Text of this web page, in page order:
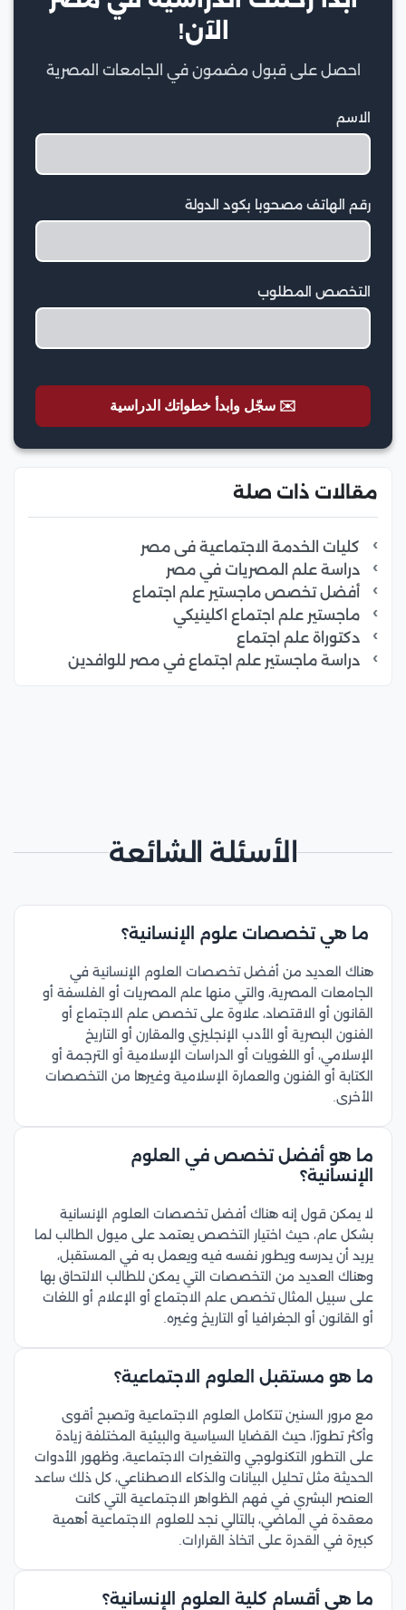
الآن!
احصل على قبول مضمون في الجامعات المصرية
الاسم
رقم الهاتف مصحوبا بكود الدولة
التخصص المطلوب
✉️ سجّل وابدأ خطواتك الدراسية
مقالات ذات صلة
كليات الخدمة الاجتماعية فى مصر
دراسة علم المصريات في مصر
أفضل تخصص ماجستير علم اجتماع
ماجستير علم اجتماع اكلينيكي
دكتوراة علم اجتماع
دراسة ماجستير علم اجتماع في مصر للوافدين
الأسئلة الشائعة
ما هي تخصصات علوم الإنسانية؟
هناك العديد من أفضل تخصصات العلوم الإنسانية في
الجامعات المصرية، والتي منها علم المصريات أو الفلسفة أو
القانون أو الاقتصاد، علاوة على تخصص علم الاجتماع أو
الفنون البصرية أو الأدب الإنجليزي والمقارن أو التاريخ
الإسلامي، أو اللغويات أو الدراسات الإسلامية أو الترجمة أو
الكتابة أو الفنون والعمارة الإسلامية وغيرها من التخصصات
الأخرى.
ما هو أفضل تخصص في العلوم
الإنسانية؟
لا يمكن قول إنه هناك أفضل تخصصات العلوم الإنسانية
بشكل عام، حيث اختيار التخصص يعتمد على ميول الطالب لما
يريد أن يدرسه ويطور نفسه فيه ويعمل به في المستقبل،
وهناك العديد من التخصصات التي يمكن للطالب الالتحاق بها
على سبيل المثال تخصص علم الاجتماع أو الإعلام أو اللغات
أو القانون أو الجغرافيا أو التاريخ وغيره.
ما هو مستقبل العلوم الاجتماعية؟
مع مرور السنين تتكامل العلوم الاجتماعية وتصبح أقوى
وأكثر تطورًا، حيث القضايا السياسية والبيئية المختلفة زيادة
على التطور التكنولوجي والتغيرات الاجتماعية، وظهور الأدوات
الحديثة مثل تحليل البيانات والذكاء الاصطناعي، كل ذلك ساعد
العنصر البشري في فهم الظواهر الاجتماعية التي كانت
معقدة في الماضي، بالتالي نجد للعلوم الاجتماعية أهمية
كبيرة في القدرة على اتخاذ القرارات.
ما هي أقسام كلية العلوم الإنسانية؟